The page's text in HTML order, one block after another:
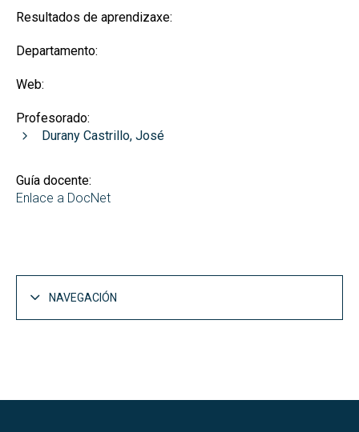
Resultados de aprendizaxe:
Departamento:
Web:
Profesorado:
Durany Castrillo, José
Guía docente:
Enlace a DocNet
NAVEGACIÓN